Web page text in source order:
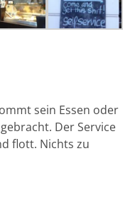
sein Essen oder
Der Service
flott. Nichts zu